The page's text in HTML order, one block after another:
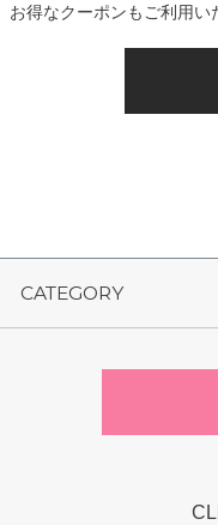
お得なクーポンもご利用い
CATEGORY